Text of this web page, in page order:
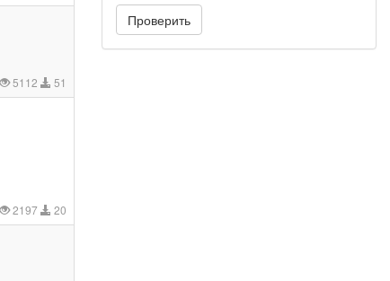
5112 51
2197 20
Проверить